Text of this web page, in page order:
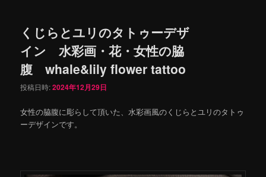
くじらとユリのタトゥーデザ
イン 水彩画・花・女性の脇
腹 whale&lily flower tattoo
投稿日時:2024年12月29日
女性の脇腹に彫らして頂いた、水彩画風のくじらとユリのタトゥ
ーデザインです。